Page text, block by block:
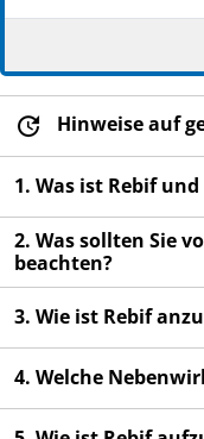
- Wenn Sie weitere
Ihren Arzt,
Fachpersonal.
- Dieses
verschrieben.
kann anderen
- Wenn Sie
sich an Ihren Arzt,
Fachpersonal. Dies
nicht in dieser
Abschnitt 4.
Hinweise auf
1. Was ist Rebif
2. Was sollten Sie
beachten?
3. Wie ist Rebif
4. Welche